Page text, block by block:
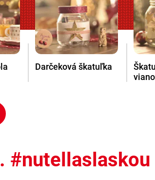
Darčeková škatuľka
#nutellaslaskou